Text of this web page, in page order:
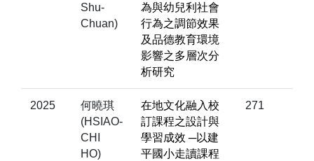
Shu-
Chuan)
為與幼兒利社會
行為之調節效果
及品德教育環境
影響之多層次分
析研究
2025
何曉琪
(HSIAO-
CHI
HO)
在地文化融入校
訂課程之設計與
學習成效 ─以建
平國小走讀課程
271